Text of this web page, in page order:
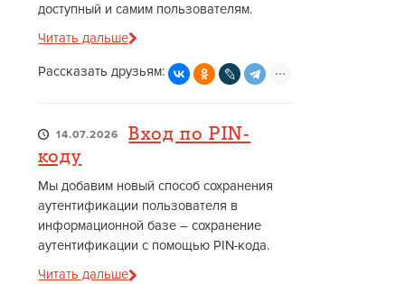
доступный и самим пользователям.
Читать дальше
Рассказать друзьям:
14.07.2026
Вход по PIN-
коду
Мы добавим новый способ сохранения
аутентификации пользователя в
информационной базе – сохранение
аутентификации с помощью PIN-кода.
Читать дальше